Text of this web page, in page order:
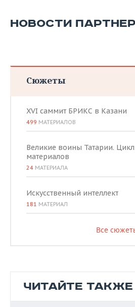
НОВОСТИ
Сюжеты
XVI саммит БРИКС в Казани
499 МАТЕРИАЛОВ
Великие воины Татарии.
материалов
24 МАТЕРИАЛА
Искусственный интеллект
181 МАТЕРИАЛ
Все
ЧИТАЙТЕ ТАКЖЕ